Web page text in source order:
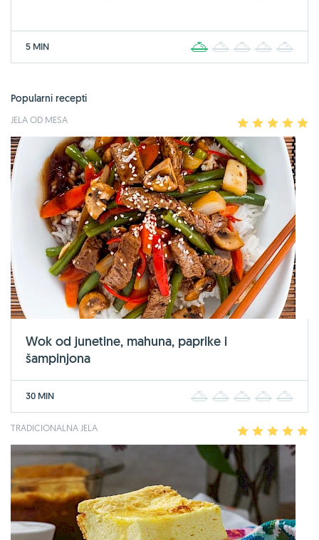
5 MIN 2 3 4
Popularni recepti
JELA OD MESA 2 3 4
Wok od junetine, mahuna, paprike i
šampinjona
30 MIN 2 3 4
TRADICIONALNA JELA 2 3 4